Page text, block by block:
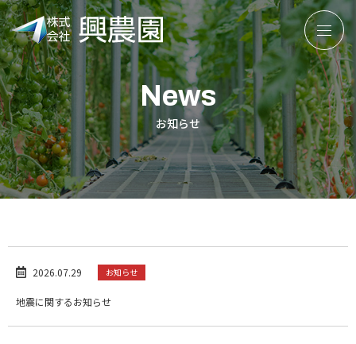
株
式
会
社
興
農
園
News
お知らせ
2026.07.29 お知らせ
地震に関するお知らせ